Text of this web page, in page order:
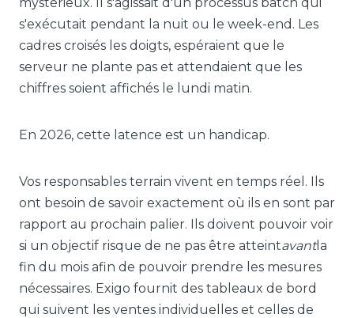
s'exécutait pendant la nuit ou le week-end. Les
cadres croisés les doigts, espéraient que le
serveur ne plante pas et attendaient que les
chiffres soient affichés le lundi matin.
En 2026, cette latence est un handicap.
Vos responsables terrain vivent en temps réel. Ils
ont besoin de savoir exactement où ils en sont par
rapport au prochain palier. Ils doivent pouvoir voir
si un objectif risque de ne pas être atteintavantla
fin du mois afin de pouvoir prendre les mesures
nécessaires. Exigo fournit des tableaux de bord
qui suivent les ventes individuelles et celles de